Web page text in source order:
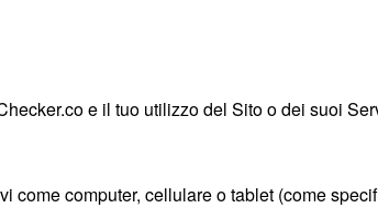
e il tuo utilizzo del Sito o dei suoi
computer, cellulare o tablet (come